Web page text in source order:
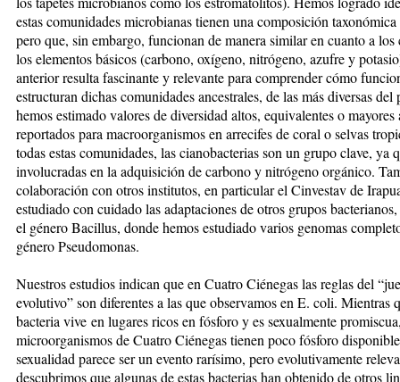
estas comunidades microbianas tienen una composición
pero que, sin embargo, funcionan de manera similar en cuanto a los
los elementos básicos (carbono, oxígeno, nitrógeno, azufre y
anterior resulta fascinante y relevante para comprender cómo
estructuran dichas comunidades ancestrales, de las más diversas del
hemos estimado valores de diversidad altos, equivalentes o mayores
reportados para macroorganismos en arrecifes de coral o selvas
todas estas comunidades, las cianobacterias son un grupo clave, ya
involucradas en la adquisición de carbono y nitrógeno orgánico.
colaboración con otros institutos, en particular el Cinvestav de
estudiado con cuidado las adaptaciones de otros grupos
el género Bacillus, donde hemos estudiado varios genomas
género Pseudomonas.
Nuestros estudios indican que en Cuatro Ciénegas las reglas del
evolutivo” son diferentes a las que observamos en E. coli. Mientras
bacteria vive en lugares ricos en fósforo y es sexualmente
microorganismos de Cuatro Ciénegas tienen poco fósforo
sexualidad parece ser un evento rarísimo, pero evolutivamente
descubrimos que algunas de estas bacterias han obtenido de otros